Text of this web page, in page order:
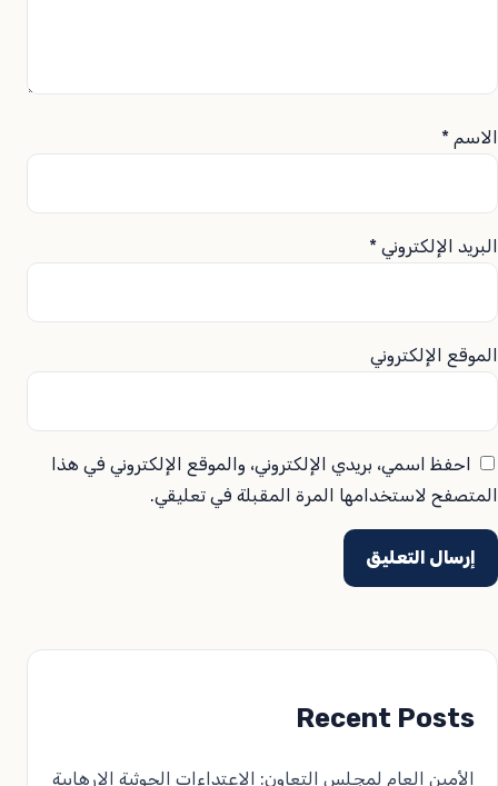
الاسم *
البريد الإلكتروني *
الموقع الإلكتروني
احفظ اسمي، بريدي الإلكتروني، والموقع الإلكتروني في هذا
المتصفح لاستخدامها المرة المقبلة في تعليقي.
Recent Posts
الأمين العام لمجلس التعاون: الاعتداءات الحوثية الإرهابية